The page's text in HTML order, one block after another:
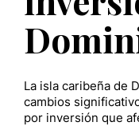
La isla caribeña de
cambios
por inversión que